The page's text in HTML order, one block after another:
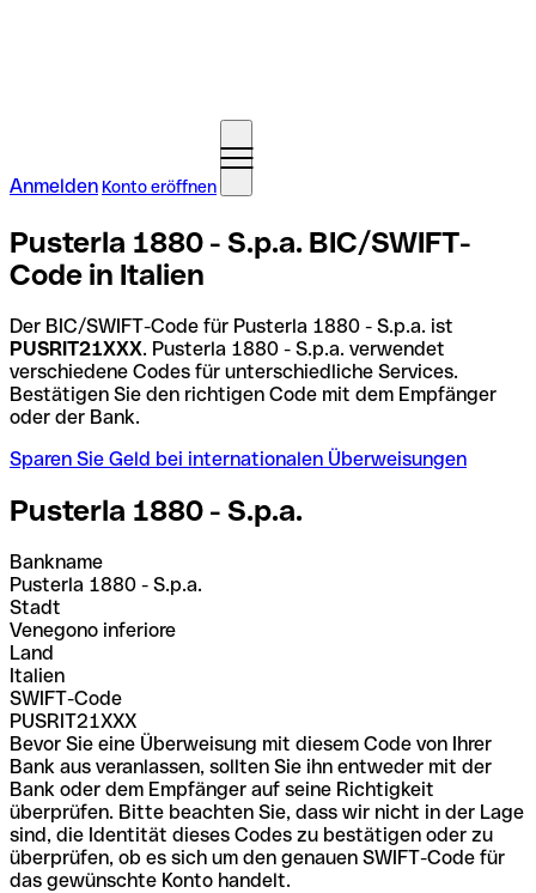
Anmelden Konto eröffnen
Pusterla 1880 - S.p.a. BIC/SWIFT-
Code in Italien
Der BIC/SWIFT-Code für Pusterla 1880 - S.p.a. ist
PUSRIT21XXX. Pusterla 1880 - S.p.a. verwendet
verschiedene Codes für unterschiedliche Services.
Bestätigen Sie den richtigen Code mit dem Empfänger
oder der Bank.
Sparen Sie Geld bei internationalen Überweisungen
Pusterla 1880 - S.p.a.
Bankname
Pusterla 1880 - S.p.a.
Stadt
Venegono inferiore
Land
Italien
SWIFT-Code
PUSRIT21XXX
Bevor Sie eine Überweisung mit diesem Code von Ihrer
Bank aus veranlassen, sollten Sie ihn entweder mit der
Bank oder dem Empfänger auf seine Richtigkeit
überprüfen. Bitte beachten Sie, dass wir nicht in der Lage
sind, die Identität dieses Codes zu bestätigen oder zu
überprüfen, ob es sich um den genauen SWIFT-Code für
das gewünschte Konto handelt.